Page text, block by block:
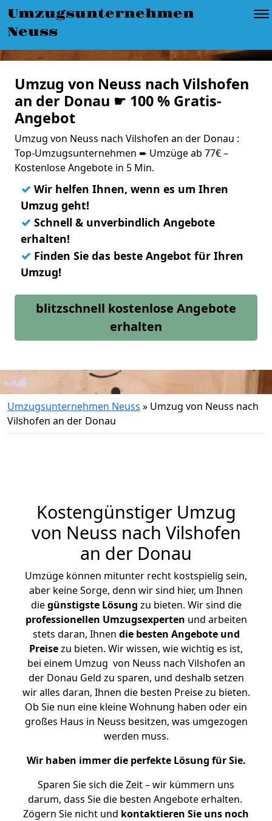
Umzugsunternehmen
Neuss
Umzug von Neuss nach Vilshofen
an der Donau ☛ 100 % Gratis-
Angebot
Umzug von Neuss nach Vilshofen an der Donau :
Top-Umzugsunternehmen ➨ Umzüge ab 77€ –
Kostenlose Angebote in 5 Min.
✓ Wir helfen Ihnen, wenn es um Ihren
Umzug geht!
✓ Schnell & unverbindlich Angebote
erhalten!
✓ Finden Sie das beste Angebot für Ihren
Umzug!
blitzschnell kostenlose Angebote
erhalten
Umzugsunternehmen Neuss » Umzug von Neuss nach
Vilshofen an der Donau
Kostengünstiger Umzug
von Neuss nach Vilshofen
an der Donau
Umzüge können mitunter recht kostspielig sein,
aber keine Sorge, denn wir sind hier, um Ihnen
diegünstigste Lösung zu bieten. Wir sind die
professionellen Umzugsexperten und arbeiten
stets daran, Ihnen die besten Angebote und
Preisezu bieten. Wir wissen, wie wichtig es ist,
bei einem Umzug von Neuss nach Vilshofen an
der Donau Geld zu sparen, und deshalb setzen
wir alles daran, Ihnen die besten Preise zu bieten.
Ob Sie nun eine kleine Wohnung haben oder ein
großes Haus in Neuss besitzen, was umgezogen
werden muss.
Wir haben immer die perfekte Lösung für Sie.
Sparen Sie sich die Zeit – wir kümmern uns
darum, dass Sie die besten Angebote erhalten.
Zögern Sie nicht und kontaktieren Sie uns noch